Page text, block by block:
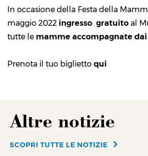
In occasione della Festa della
maggio 2022 ingresso gratuito al
tutte le mamme accompagnate
Prenota il tuo biglietto qui
Altre notizie
SCOPRI TUTTE LE NOTIZIE